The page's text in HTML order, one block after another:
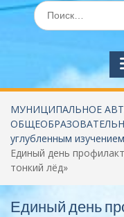
Поиск
по:
МУНИЦИПАЛЬНОЕ
углубленным
Единый день
тонкий лёд»
Единый день